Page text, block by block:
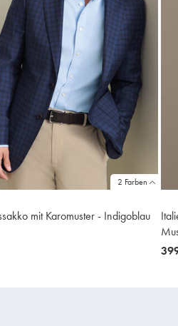
2 Farben
mit Karomuster - Indigoblau